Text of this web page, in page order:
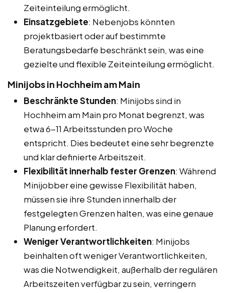
Zeiteinteilung ermöglicht.
Einsatzgebiete: Nebenjobs könnten
projektbasiert oder auf bestimmte
Beratungsbedarfe beschränkt sein, was eine
gezielte und flexible Zeiteinteilung ermöglicht.
Minijobs in Hochheim am Main
Beschränkte Stunden: Minijobs sind in
Hochheim am Main pro Monat begrenzt, was
etwa 6-11 Arbeitsstunden pro Woche
entspricht. Dies bedeutet eine sehr begrenzte
und klar definierte Arbeitszeit.
Flexibilität innerhalb fester Grenzen: Während
Minijobber eine gewisse Flexibilität haben,
müssen sie ihre Stunden innerhalb der
festgelegten Grenzen halten, was eine genaue
Planung erfordert.
Weniger Verantwortlichkeiten: Minijobs
beinhalten oft weniger Verantwortlichkeiten,
was die Notwendigkeit, außerhalb der regulären
Arbeitszeiten verfügbar zu sein, verringern